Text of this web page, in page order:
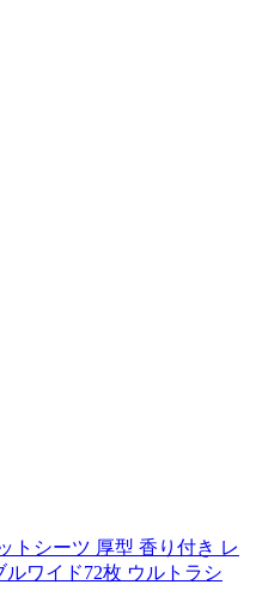
トシーツ 厚型 香り付き レ
ルワイド72枚 ウルトラシ